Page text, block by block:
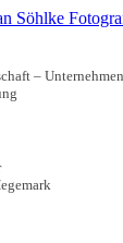
– Unternehmen